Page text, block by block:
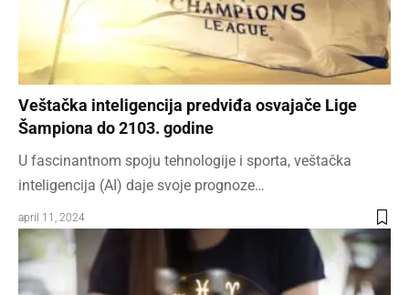
Veštačka inteligencija predviđa osvajače Lige
Šampiona do 2103. godine
U fascinantnom spoju tehnologije i sporta, veštačka
inteligencija (AI) daje svoje prognoze…
april 11, 2024